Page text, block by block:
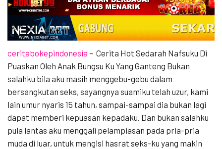
ceritabokepindonesia – Cerita Hot Sedarah Nafsuku Di
Puaskan Oleh Anak Bungsu Ku Yang Ganteng Bukan
salahku bila aku masih menggebu-gebu dalam
bersangkutan seks, sayangnya suamiku telah uzur, kami
lain umur nyaris 15 tahun, sampai-sampai dia bukan lagi
dapat memberi kepuasan kepadaku. Dan bukan salahku
pula lantas aku menggali pelampiasan pada pria-pria
muda di luar, untuk mengisi hasrat seks-ku yang makin